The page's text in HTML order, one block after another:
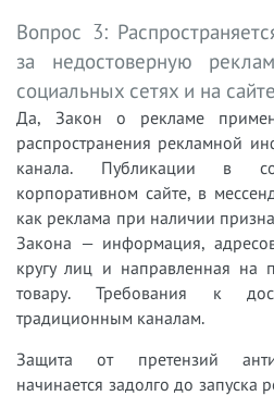
Вопрос 3:
за недостоверную
социальных сетях и на
Да, Закон о рекламе
распространения рекламной
канала. Публикации в
корпоративном сайте, в
как реклама при наличии
Закона — информация,
кругу лиц и направленная на
товару. Требования к
традиционным каналам.
Защита от претензий
начинается задолго до